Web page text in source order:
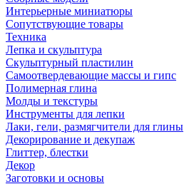
Интерьерные миниатюры
Сопутствующие товары
Техника
Лепка и скульптура
Скульптурный пластилин
Самоотвердевающие массы и гипс
Полимерная глина
Молды и текстуры
Инструменты для лепки
Лаки, гели, размягчители для глины
Декорирование и декупаж
Глиттер, блестки
Декор
Заготовки и основы